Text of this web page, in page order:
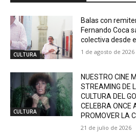
CULTURA
Balas con
Fernando Coca
colectiva desde
1 de agosto de 2026
CULTURA
NUESTRO CINE
STREAMING DE
CULTURA DEL
CELEBRA ONCE
PROMOVER LA
21 de julio de 2026